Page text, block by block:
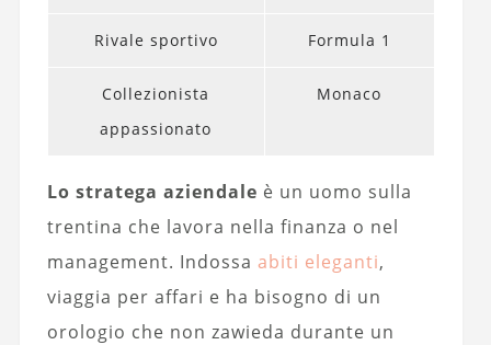
Rivale sportivo Formula 1
Collezionista
appassionato
Monaco
Lo stratega aziendale è un uomo sulla
trentina che lavora nella finanza o nel
management. Indossa abiti eleganti,
viaggia per affari e ha bisogno di un
orologio che non zawieda durante un